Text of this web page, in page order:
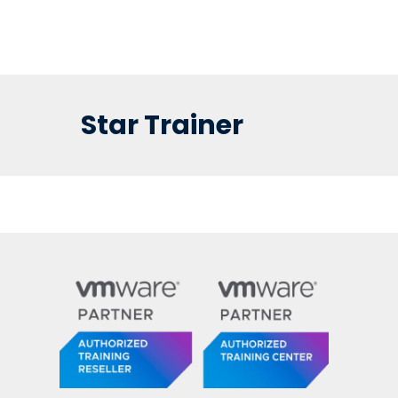
Star Trainer